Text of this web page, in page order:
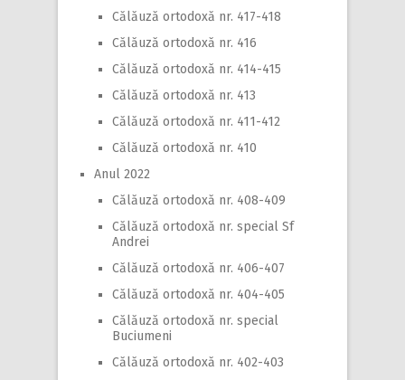
Călăuză ortodoxă nr. 417-418
Călăuză ortodoxă nr. 416
Călăuză ortodoxă nr. 414-415
Călăuză ortodoxă nr. 413
Călăuză ortodoxă nr. 411-412
Călăuză ortodoxă nr. 410
Anul 2022
Călăuză ortodoxă nr. 408-409
Călăuză ortodoxă nr. special Sf
Andrei
Călăuză ortodoxă nr. 406-407
Călăuză ortodoxă nr. 404-405
Călăuză ortodoxă nr. special
Buciumeni
Călăuză ortodoxă nr. 402-403